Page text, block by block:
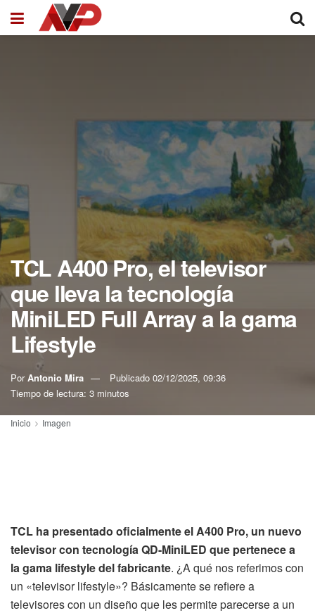
TCL A400 Pro, el televisor
que lleva la tecnología
MiniLED Full Array a la gama
Lifestyle
Por Antonio Mira Publicado 02/12/2025, 09:36
Tiempo de lectura: 3 minutos
Inicio Imagen
TCL ha presentado oficialmente el A400 Pro, un nuevo
televisor con tecnología QD-MiniLED que pertenece a
la gama lifestyle del fabricante. ¿A qué nos referimos con
un «televisor lifestyle»? Básicamente se refiere a
televisores con un diseño que les permite parecerse a un